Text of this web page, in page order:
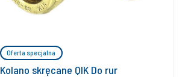
Oferta specjalna
Kolano skręcane QIK Do rur